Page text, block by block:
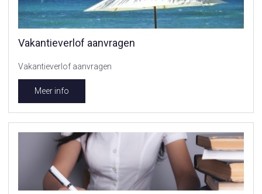
Vakantieverlof aanvragen
Vakantieverlof aanvragen
Meer info